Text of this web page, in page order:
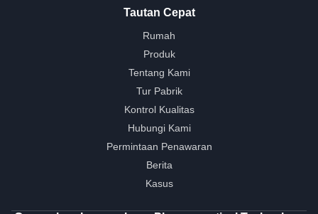
Tautan Cepat
Rumah
Produk
Tentang Kami
Tur Pabrik
Kontrol Kualitas
Hubungi Kami
Permintaan Penawaran
Berita
Kasus